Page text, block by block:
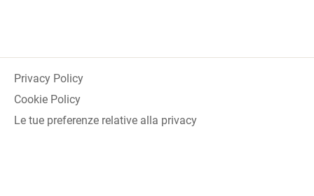
Privacy Policy
Cookie Policy
Le tue preferenze relative alla privacy